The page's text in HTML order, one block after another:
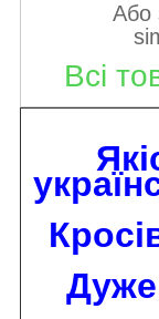
Або
Всі
Дуже